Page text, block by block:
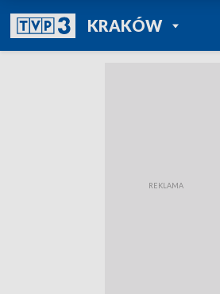
KRAKÓWPOWRÓT DO
TVP REGIONY